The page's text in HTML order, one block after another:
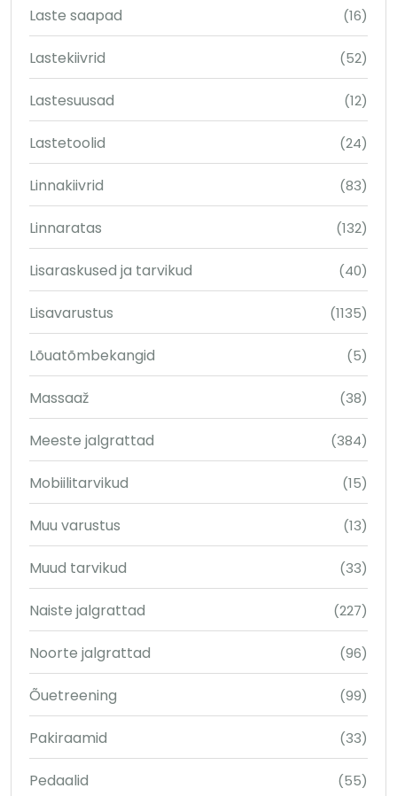
Laste saapad (16)
Lastekiivrid (52)
Lastesuusad (12)
Lastetoolid (24)
Linnakiivrid (83)
Linnaratas (132)
Lisaraskused ja tarvikud (40)
Lisavarustus (1135)
Lõuatõmbekangid (5)
Massaaž (38)
Meeste jalgrattad (384)
Mobiilitarvikud (15)
Muu varustus (13)
Muud tarvikud (33)
Naiste jalgrattad (227)
Noorte jalgrattad (96)
Õuetreening (99)
Pakiraamid (33)
Pedaalid (55)